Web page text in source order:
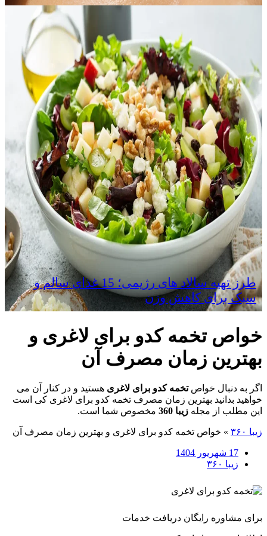
طرز تهیه سالاد های رژیمی؛ 15 غذای سالم و
سبک برای کاهش وزن
خواص تخمه کدو برای لاغری و
بهترین زمان مصرف آن
اگر به دنبال خواصتخمه کدو برای لاغری هستید و در کنار آن می
خواهید بدانید بهترین زمان مصرف تخمه کدو برای لاغری کی است
این مطلب از مجله زیبا 360 مخصوص شما است.
زیبا ۳۶۰ » خواص تخمه کدو برای لاغری و بهترین زمان مصرف آن
17 شهریور 1404
زیبا ۳۶۰
برای مشاوره رایگان دریافت خدمات